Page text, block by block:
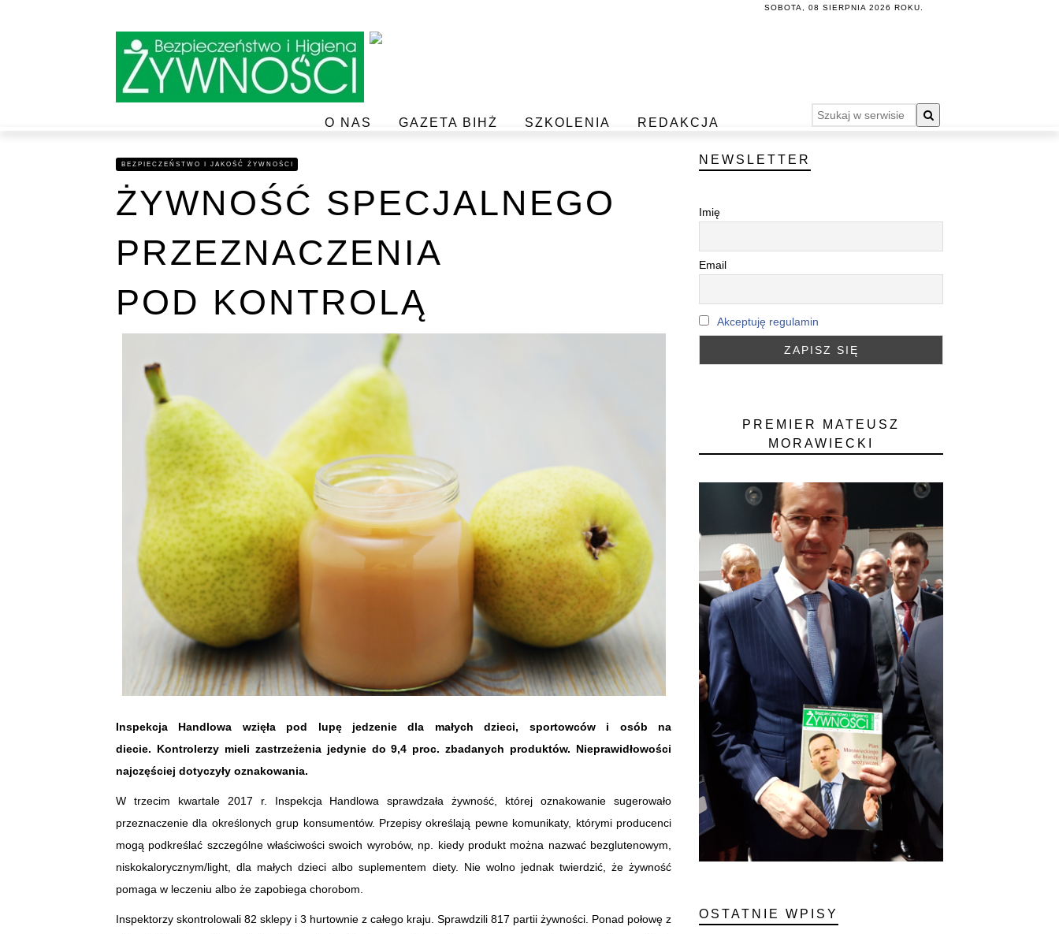
SOBOTA, 08 SIERPNIA 2026 ROKU.
O NAS GAZETA BIHŻ SZKOLENIA REDAKCJA
BEZPIECZEŃSTWO I JAKOŚĆ ŻYWNOŚCI
ŻYWNOŚĆ SPECJALNEGO
PRZEZNACZENIA
POD KONTROLĄ
Inspekcja Handlowa wzięła pod lupę jedzenie dla małych dzieci, sportowców i osób na
diecie. Kontrolerzy mieli zastrzeżenia jedynie do 9,4 proc. zbadanych produktów. Nieprawidłowości
najczęściej dotyczyły oznakowania.
W trzecim kwartale 2017 r. Inspekcja Handlowa sprawdzała żywność, której oznakowanie sugerowało
przeznaczenie dla określonych grup konsumentów. Przepisy określają pewne komunikaty, którymi producenci
mogą podkreślać szczególne właściwości swoich wyrobów, np. kiedy produkt można nazwać bezglutenowym,
niskokalorycznym/light, dla małych dzieci albo suplementem diety. Nie wolno jednak twierdzić, że żywność
pomaga w leczeniu albo że zapobiega chorobom.
Inspektorzy skontrolowali 82 sklepy i 3 hurtownie z całego kraju. Sprawdzili 817 partii żywności. Ponad połowę z
NEWSLETTER
Imię
Email
Akceptuję regulamin
PREMIER MATEUSZ
MORAWIECKI
OSTATNIE WPISY